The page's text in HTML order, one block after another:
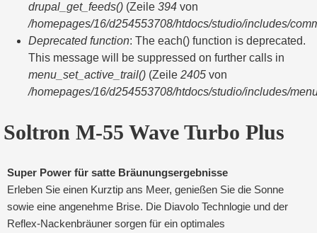
drupal_get_feeds() (Zeile 394 von
/homepages/16/d254553708/htdocs/studio/includes/
Deprecated function: The each() function is deprecated.
This message will be suppressed on further calls in
menu_set_active_trail() (Zeile 2405 von
/homepages/16/d254553708/htdocs/studio/includes/
Soltron M-55 Wave Turbo Plus
Super Power für satte Bräunungsergebnisse
Erleben Sie einen Kurztip ans Meer, genießen Sie die Sonne
sowie eine angenehme Brise. Die Diavolo Technlogie und der
Reflex-Nackenbräuner sorgen für ein optimales